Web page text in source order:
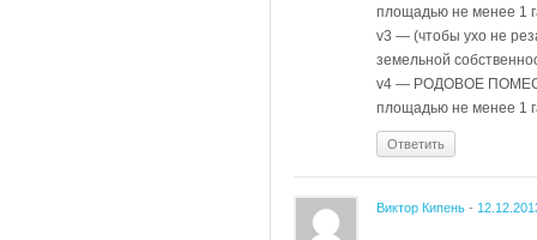
площадью не менее 1
v3 — (чтобы ухо не
земельной
v4 — РОДОВОЕ
площадью не менее 1
Ответить
Виктор Кипень -